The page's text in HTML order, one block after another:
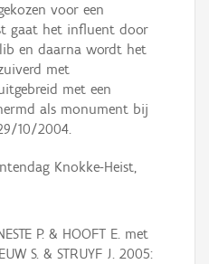
voor een
gaat het influent door
en daarna wordt het
met
met een
als monument bij
10/2004.
Knokke-Heist,
P. & HOOFT E. met
S. & STRUYF J. 2005: